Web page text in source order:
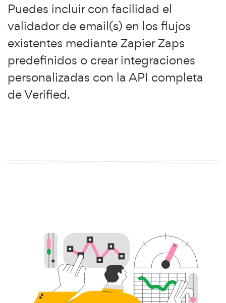
Puedes incluir con facilidad el
validador de email(s) en los flujos
existentes mediante Zapier Zaps
predefinidos o crear integraciones
personalizadas con la API completa
de Verified.